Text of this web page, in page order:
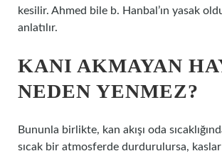
kesilir. Ahmed bile b. Hanbal’ın yasak
anlatılır.
KANI AKMAYAN
NEDEN YENMEZ?
Bununla birlikte, kan akışı oda
sıcak bir atmosferde durdurulursa,